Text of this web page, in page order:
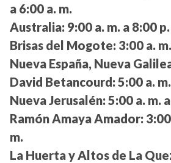
a 6:00 a. m.
Australia: 9:00 a. m. a 8:00
Brisas del Mogote: 3:00 a.
Nueva España, Nueva
David Betancourd: 5:00 a.
Nueva Jerusalén: 5:00 a. m.
Ramón Amaya Amador:
m.
La Huerta y Altos de La